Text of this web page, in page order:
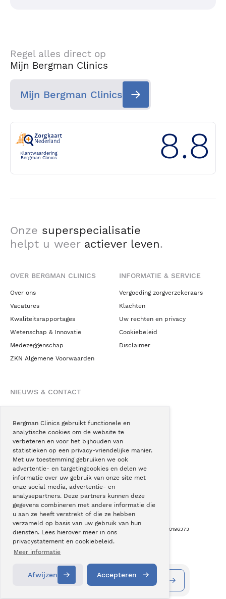
Bergman Clinics gebruikt functionele en
analytische cookies om de website te
verbeteren en voor het bijhouden van
statistieken op een privacy-vriendelijke manier.
Met uw toestemming gebruiken we ook
advertentie- en targetingcookies en delen we
informatie over uw gebruik van onze site met
onze social media, advertentie- en
analysepartners. Deze partners kunnen deze
gegevens combineren met andere informatie die
u aan ze heeft verstrekt of die ze hebben
verzameld op basis van uw gebruik van hun
diensten. Lees hierover meer in ons
privacystatement en cookiebeleid.
Meer informatie
Afwijzen Accepteren
Regel alles direct op
Mijn Bergman Clinics
Mijn Bergman Clinics
Klantwaardering
Bergman Clinics
8.8
Onze superspecialisatie
helpt u weer actiever leven.
OVER BERGMAN CLINICS
Over ons
Vacatures
Kwaliteitsrapportages
Wetenschap & Innovatie
Medezeggenschap
ZKN Algemene Voorwaarden
INFORMATIE & SERVICE
Vergoeding zorgverzekeraars
Klachten
Uw rechten en privacy
Cookiebeleid
Disclaimer
NIEUWS & CONTACT
Blogs
Podcast
Pressroom
Instagram
Facebook
LinkedIn
Copyright © Bergman Clinics 2026 KVK nummer: 30196373
Alle behandelingen